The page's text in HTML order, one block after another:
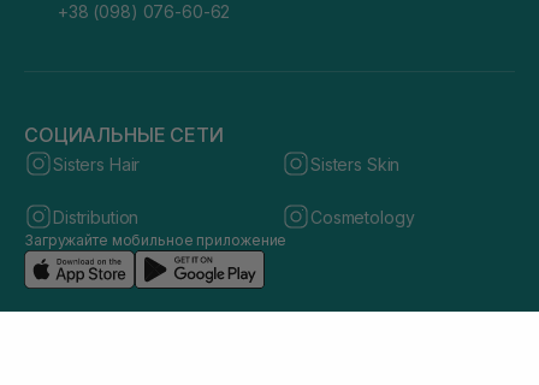
+38 (098) 076-60-62
СОЦИАЛЬНЫЕ СЕТИ
Sisters Hair Sisters Skin
Distribution Cosmetology
Загружайте мобильное приложение